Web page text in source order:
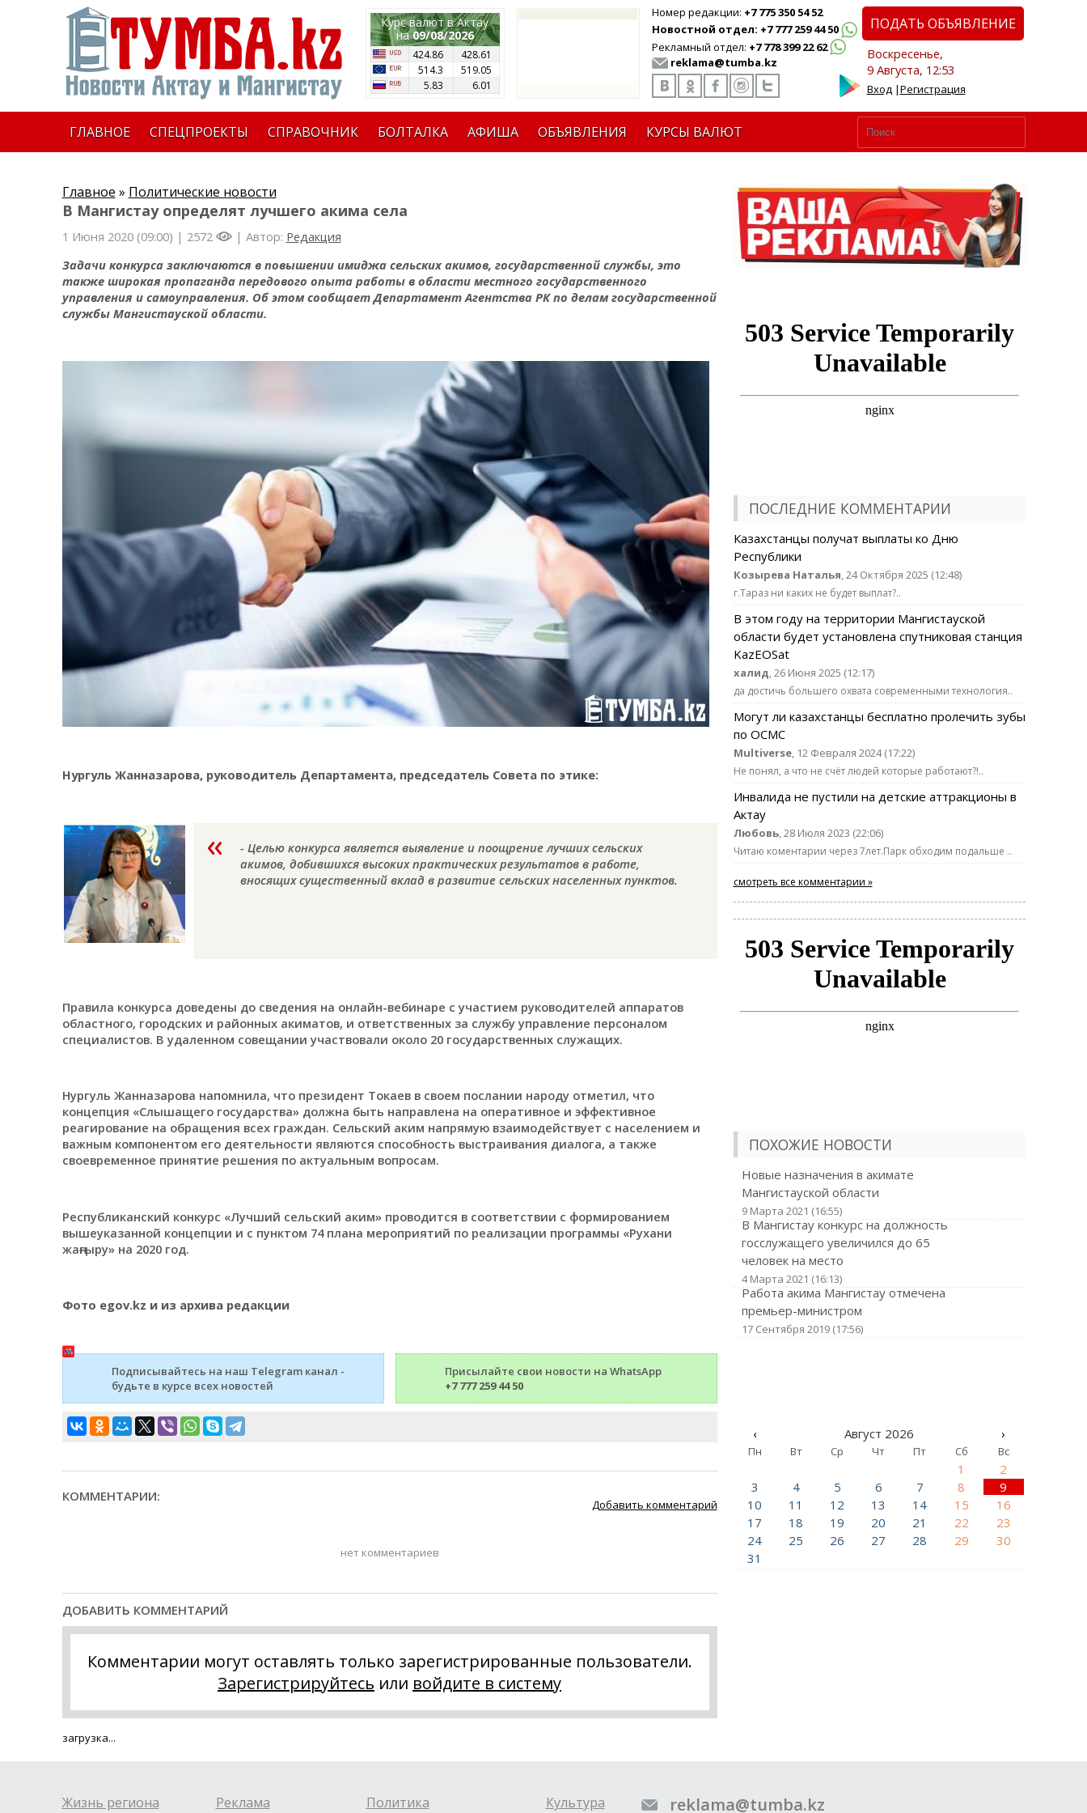
Курс валют в Актау
на09/08/2026
424.86
428.61
514.3
519.05
5.83
6.01
Номер редакции: +7 775 350 54 52
Новостной отдел: +7 777 259 44 50
Рекламный отдел: +7 778 399 22 62
reklama@tumba.kz
ПОДАТЬ ОБЪЯВЛЕНИЕ
Воскресенье,
9 Августа, 12:53
Вход|Регистрация
ГЛАВНОЕ СПЕЦПРОЕКТЫ СПРАВОЧНИК БОЛТАЛКА АФИША ОБЪЯВЛЕНИЯ КУРСЫ ВАЛЮТ
Главное » Политические новости
В Мангистау определят лучшего акима села
1 Июня 2020 (09:00) | 2572 | Автор: Редакция
Задачи конкурса заключаются в повышении имиджа сельских акимов, государственной службы, это
также широкая пропаганда передового опыта работы в области местного государственного
управления и самоуправления. Об этом сообщает Департамент Агентства РК по делам государственной
службы Мангистауской области.
Нургуль Жанназарова, руководитель Департамента, председатель Совета по этике:
- Целью конкурса является выявление и поощрение лучших сельских
акимов, добившихся высоких практических результатов в работе,
вносящих существенный вклад в развитие сельских населенных пунктов.
Правила конкурса доведены до сведения на онлайн-вебинаре с участием руководителей аппаратов
областного, городских и районных акиматов, и ответственных за службу управление персоналом
специалистов. В удаленном совещании участвовали около 20 государственных служащих.
Нургуль Жанназарова напомнила, что президент Токаев в своем послании народу отметил, что
концепция «Слышащего государства» должна быть направлена на оперативное и эффективное
реагирование на обращения всех граждан. Сельский аким напрямую взаимодействует с населением и
важным компонентом его деятельности являются способность выстраивания диалога, а также
своевременное принятие решения по актуальным вопросам.
Республиканский конкурс «Лучший сельский аким» проводится в соответствии с формированием
вышеуказанной концепции и с пунктом 74 плана мероприятий по реализации программы «Рухани
жаңғыру» на 2020 год.
Фото egov.kz и из архива редакции
Подписывайтесь на наш Telegram канал -
будьте в курсе всех новостей
Присылайте свои новости на WhatsApp
+7 777 259 44 50
КОММЕНТАРИИ:
Добавить комментарий
нет комментариев
ДОБАВИТЬ КОММЕНТАРИЙ
Комментарии могут оставлять только зарегистрированные пользователи.
Зарегистрируйтесь или войдите в систему
загрузка...
ПОСЛЕДНИЕ КОММЕНТАРИИ
Казахстанцы получат выплаты ко Дню
Республики
Козырева Наталья, 24 Октября 2025 (12:48)
г.Тараз ни каких не будет выплат?..
В этом году на территории Мангистауской
области будет установлена спутниковая станция
KazEOSat
халид, 26 Июня 2025 (12:17)
да достичь большего охвата современными технология..
Могут ли казахстанцы бесплатно пролечить зубы
по ОСМС
Multiverse, 12 Февраля 2024 (17:22)
Не понял, а что не счёт людей которые работают?!..
Инвалида не пустили на детские аттракционы в
Актау
Любовь, 28 Июля 2023 (22:06)
Читаю коментарии через 7лет.Парк обходим подальше ..
смотреть все комментарии »
ПОХОЖИЕ НОВОСТИ
Новые назначения в акимате
Мангистауской области
9 Марта 2021 (16:55)
В Мангистау конкурс на должность
госслужащего увеличился до 65
человек на место
4 Марта 2021 (16:13)
Работа акима Мангистау отмечена
премьер-министром
17 Сентября 2019 (17:56)
‹ Август 2026 ›
Пн Вт Ср Чт Пт Сб Вс
1
2
3
4 5 6 7 8
9
10
11 12 13 14 15
16
17
18 19 20 21 22
23
24
25 26 27 28 29
30
31
Жизнь региона Реклама Политика Культура reklama@tumba.kz